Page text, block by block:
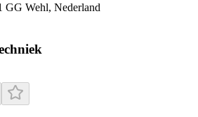
GG Wehl, Nederland